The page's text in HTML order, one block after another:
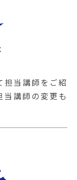
担当講師をご紹
当講師の変更も